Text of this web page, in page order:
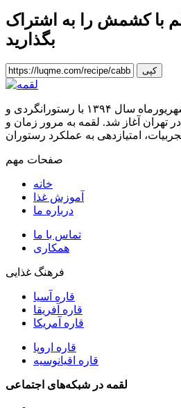
با کشمش را به اشتراک
بگذارید
کپی
فعالیتِ لقمه در تاریخ ۱۰ شهریورماه سال ۱۳۹۴ با رستورانگردی و
تهران آغاز شد. لقمه به مرور زمان و
صفحات مهم
خانه
آموزش غذا
درباره ما
تماس با ما
همکاری
فرهنگ غذایی
قاره آسیا
قاره آفریقا
قاره آمریکا
قاره اروپا
قاره اقیانوسیه
لقمه در شبکه‌های اجتماعی